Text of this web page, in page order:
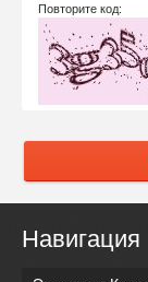
Повторите код:
Навигация